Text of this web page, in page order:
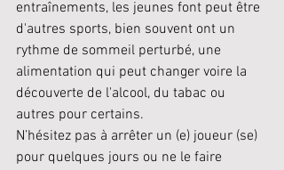
entraînements, les jeunes font peut être
d'autres sports, bien souvent ont un
rythme de sommeil perturbé, une
alimentation qui peut changer voire la
découverte de l'alcool, du tabac ou
autres pour certains.
N’hésitez pas à arrêter un (e) joueur (se)
pour quelques jours ou ne le faire